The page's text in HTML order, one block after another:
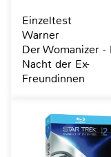
Einzeltest
Warner
Der Womanizer -
Nacht der Ex-
Freundinnen